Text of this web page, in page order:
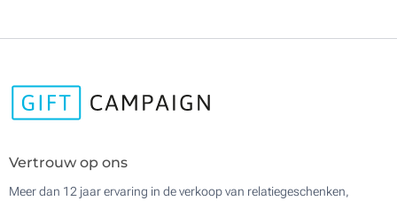
Vertrouw op ons
Meer dan 12 jaar ervaring in de verkoop van relatiegeschenken,